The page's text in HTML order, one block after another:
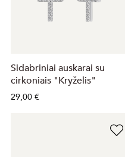
Sidabriniai auskarai su
cirkoniais "Kryželis"
29,00 €